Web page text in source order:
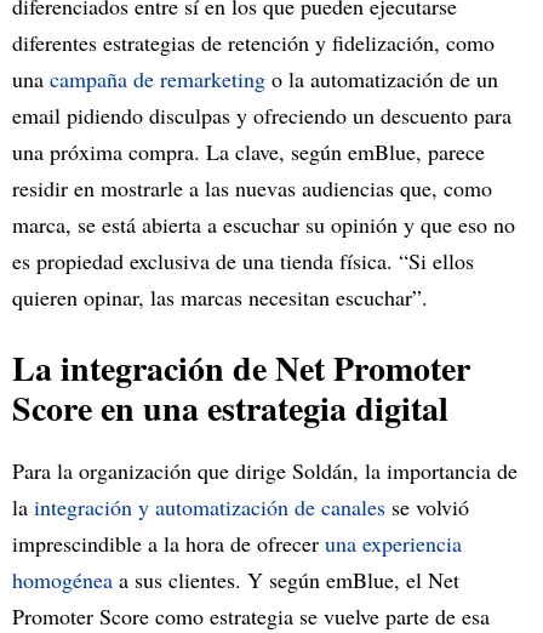
diferenciados entre sí en los que pueden ejecutarse
diferentes estrategias de retención y fidelización, como
una campaña de remarketing o la automatización de un
email pidiendo disculpas y ofreciendo un descuento para
una próxima compra. La clave, según emBlue, parece
residir en mostrarle a las nuevas audiencias que, como
marca, se está abierta a escuchar su opinión y que eso no
es propiedad exclusiva de una tienda física. “Si ellos
quieren opinar, las marcas necesitan escuchar”.
La integración de Net Promoter
Score en una estrategia digital
Para la organización que dirige Soldán, la importancia de
la integración y automatización de canales se volvió
imprescindible a la hora de ofrecer una experiencia
homogénea a sus clientes. Y según emBlue, el Net
Promoter Score como estrategia se vuelve parte de esa